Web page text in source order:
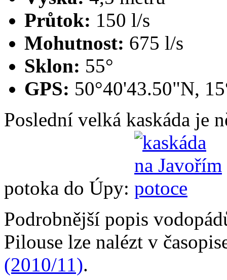
Průtok: 150 l/s
Mohutnost: 675 l/s
Sklon: 55°
GPS: 50°40'43.50"N,
Poslední velká kaskáda je
potoka do Úpy:
Podrobnější popis
Pilouse lze nalézt v
(2010/11).